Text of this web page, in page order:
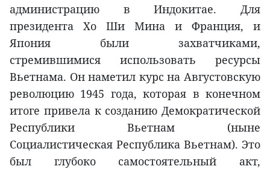
администрацию в Индокитае. Для
президента Хо Ши Мина и Франция, и
Япония были захватчиками,
стремившимися использовать ресурсы
Вьетнама. Он наметил курс на Августовскую
революцию 1945 года, которая в конечном
итоге привела к созданию Демократической
Республики Вьетнам (ныне
Социалистическая Республика Вьетнам). Это
был глубоко самостоятельный акт,